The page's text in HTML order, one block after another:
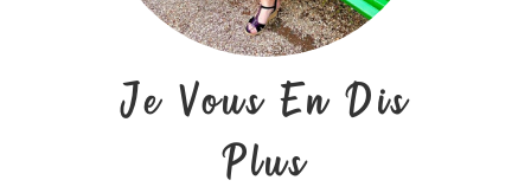
Je Vous En Dis
Plus